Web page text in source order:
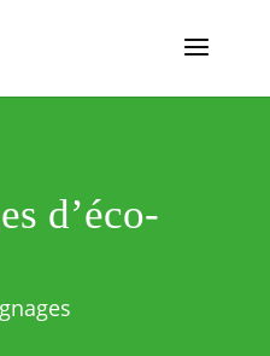
d’éco-